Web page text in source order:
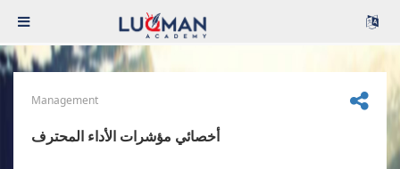
Management
أخصائي مؤشرات الأداء المحترف